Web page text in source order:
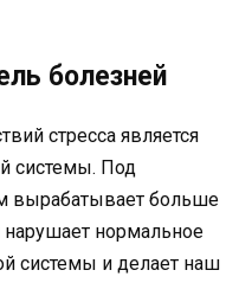
болезней
стресса является
системы. Под
вырабатывает больше
нарушает нормальное
системы и делает наш